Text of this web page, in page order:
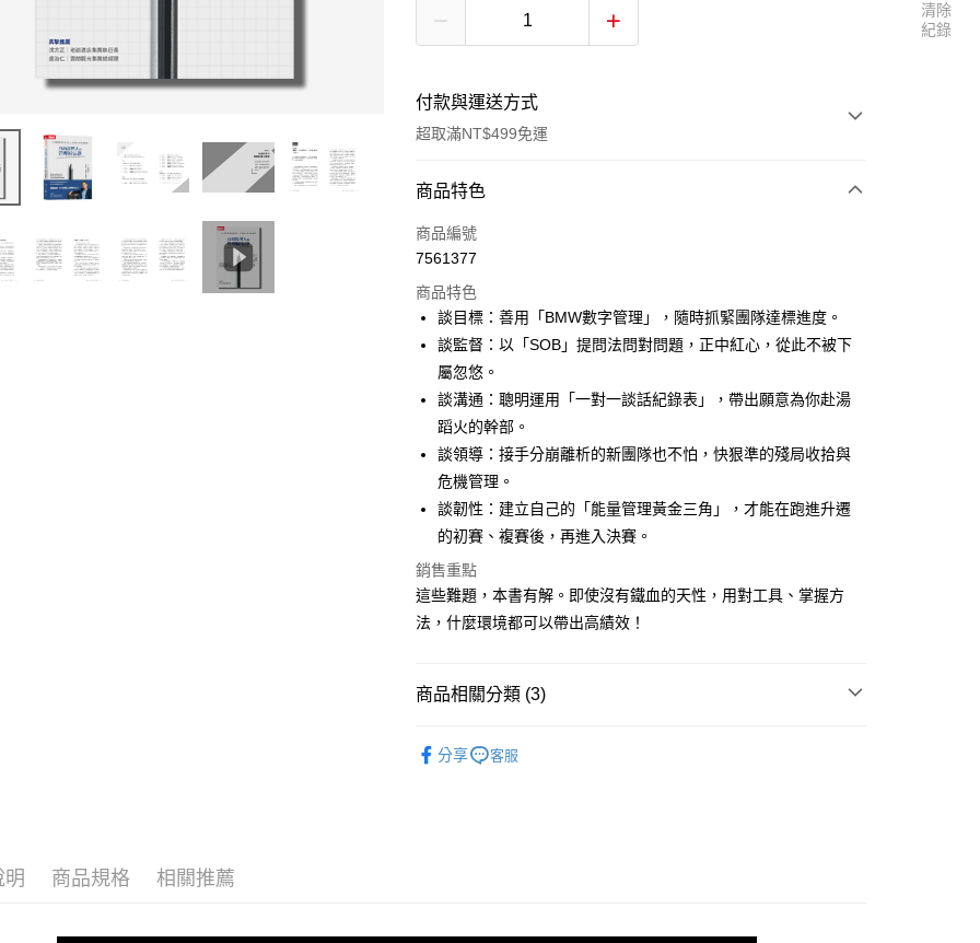
付款與運送方式
超取滿NT$499免運
付款方式
信用卡一次付款
LINE Pay
Apple Pay
街口支付
悠遊付
ATM付款
運送方式
全家取貨付款
每筆NT$50，滿NT$499(含以上)免運費
每筆NT$50，滿NT$499(含以上)免運費
每筆NT$60，滿NT$799(含以上)免運費
離島宅配
商品特色
商品編號
7561377
商品特色
談目標：善用「BMW數字管理」，隨時抓緊團隊達標進度。
談監督：以「SOB」提問法問對問題，正中紅心，從此不被下
屬忽悠。
談溝通：聰明運用「一對一談話紀錄表」，帶出願意為你赴湯
蹈火的幹部。
談領導：接手分崩離析的新團隊也不怕，快狠準的殘局收拾與
危機管理。
談韌性：建立自己的「能量管理黃金三角」，才能在跑進升遷
的初賽、複賽後，再進入決賽。
銷售重點
這些難題，本書有解。即使沒有鐵血的天性，用對工具、掌握方
法，什麼環境都可以帶出高績效！
商品相關分類 (3)
分享 客服
明 商品規格 相關推薦
清除
紀錄